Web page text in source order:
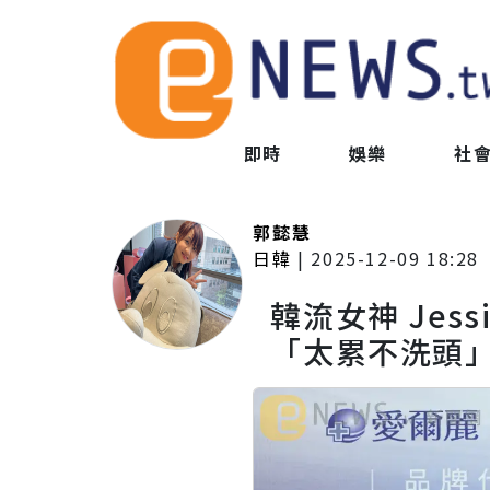
即時 娛樂 社
郭懿慧
日韓 | 2025-12-09 18:28
韓流女神
「太累不洗